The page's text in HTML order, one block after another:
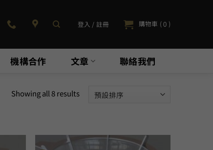
登入 / 註冊 購物車 ( 0 )
機構合作 文章 聯絡我們
Showing all 8 results